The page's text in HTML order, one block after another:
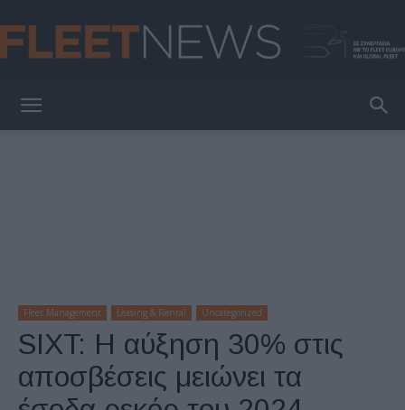
Fleet Management Leasing & Rental Uncategorized
SIXT: Η αύξηση 30% στις
αποσβέσεις μειώνει τα